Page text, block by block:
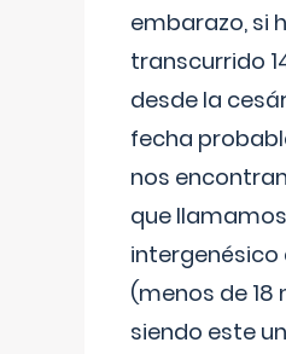
embarazo, si
transcurrido
desde la
fecha
nos
que
(menos de 18
siendo este